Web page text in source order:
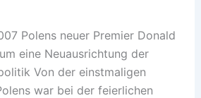
Polens neuer Premier Donald
eine Neuausrichtung der
Von der einstmaligen
war bei der feierlichen